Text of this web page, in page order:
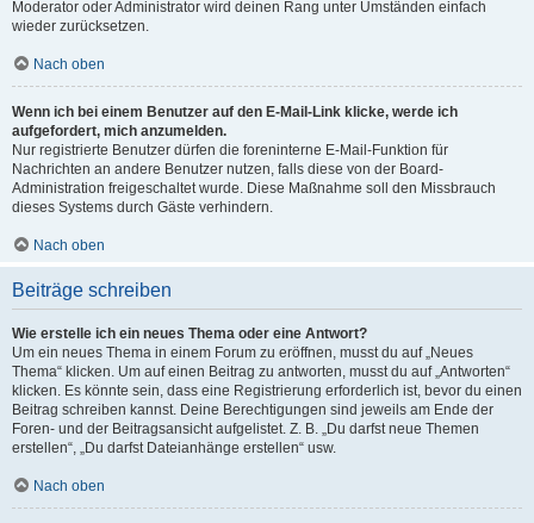
Moderator oder Administrator wird deinen Rang unter Umständen einfach
wieder zurücksetzen.
Nach oben
Wenn ich bei einem Benutzer auf den E-Mail-Link klicke, werde ich
aufgefordert, mich anzumelden.
Nur registrierte Benutzer dürfen die foreninterne E-Mail-Funktion für
Nachrichten an andere Benutzer nutzen, falls diese von der Board-
Administration freigeschaltet wurde. Diese Maßnahme soll den Missbrauch
dieses Systems durch Gäste verhindern.
Nach oben
Beiträge schreiben
Wie erstelle ich ein neues Thema oder eine Antwort?
Um ein neues Thema in einem Forum zu eröffnen, musst du auf „Neues
Thema“ klicken. Um auf einen Beitrag zu antworten, musst du auf „Antworten“
klicken. Es könnte sein, dass eine Registrierung erforderlich ist, bevor du einen
Beitrag schreiben kannst. Deine Berechtigungen sind jeweils am Ende der
Foren- und der Beitragsansicht aufgelistet. Z. B. „Du darfst neue Themen
erstellen“, „Du darfst Dateianhänge erstellen“ usw.
Nach oben